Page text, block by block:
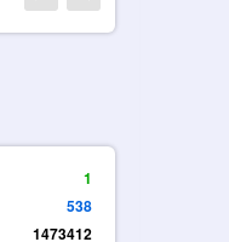
1
538
1473412